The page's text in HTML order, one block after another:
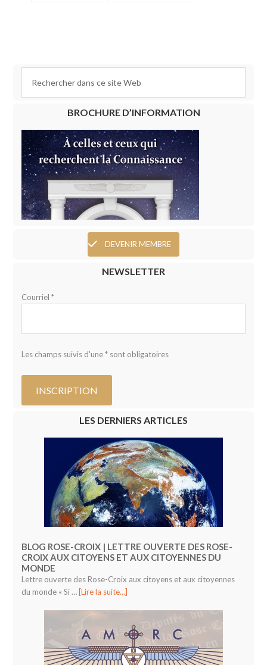
BROCHURE D’INFORMATION
DEVENIR MEMBRE
NEWSLETTER
Courriel *
Les champs suivis d'une * sont obligatoires
LES DERNIERS ARTICLES
BLOG ROSE-CROIX | LETTRE OUVERTE DES ROSE-
CROIX AUX CITOYENS ET AUX CITOYENNES DU
MONDE
Lettre ouverte des Rose-Croix aux citoyens et aux citoyennes
du monde « Si … [Lire la suite...]